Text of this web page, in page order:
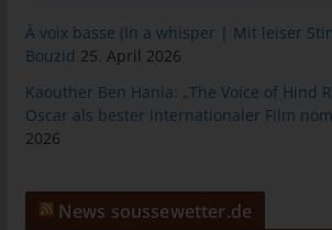
À voix basse (In a whisper | Mit leiser
Bouzid 25. April 2026
Kaouther Ben Hania: „The Voice of Hind
Oscar als bester internationaler Film
2026
News soussewetter.de
tunesienfussball.de
Uwe Wassenberg
Rue 2 Mars
4022 Akouda - Tunesien
E-Mail: